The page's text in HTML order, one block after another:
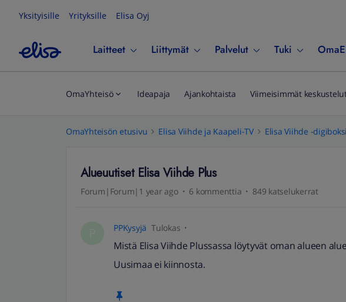
Yksityisille Yrityksille Elisa Oyj
Laitteet Liittymät Palvelut Tuki
OmaYhteisö Ideapaja Ajankohtaista Viimeisimmät
OmaYhteisön etusivu Elisa Viihde ja Kaapeli-TV Elisa Viihde -
Alueuutiset Elisa Viihde Plus
Forum|Forum|1 year ago 6 kommenttia 849 katselukerrat
PPKysyjä Tulokas
Mistä Elisa Viihde Plussassa löytyvät oman alueen
Uusimaa ei kiinnosta.